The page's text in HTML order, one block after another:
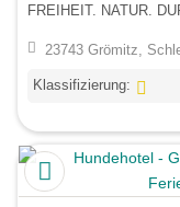
FREIHEIT. NATUR.
23743 Grömitz,
Klassifizierung: